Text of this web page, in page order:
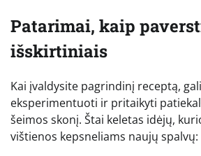
Patarimai, kaip
išskirtiniais
Kai įvaldysite pagrindinį receptą,
eksperimentuoti ir pritaikyti
šeimos skonį. Štai keletas idėjų,
vištienos kepsneliams naujų spalvų: